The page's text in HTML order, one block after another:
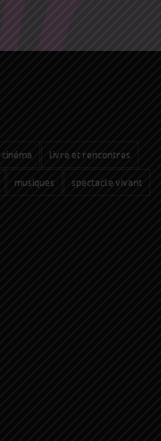
cinéma livre et rencontres
musiques spectacle vivant